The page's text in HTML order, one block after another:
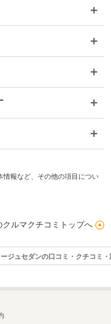
情報など、その他の項目につい
クルマクチコミトップへ
ージュセダンの口コミ・クチコミ